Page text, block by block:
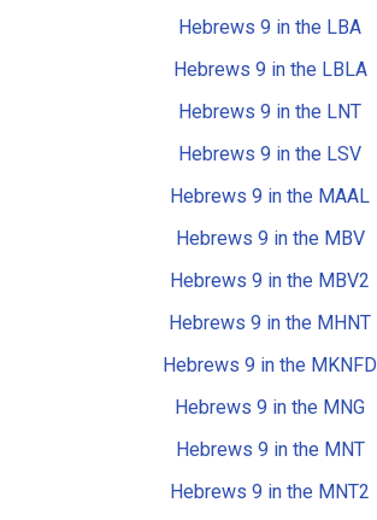
Hebrews 9 in the LBA
Hebrews 9 in the LBLA
Hebrews 9 in the LNT
Hebrews 9 in the LSV
Hebrews 9 in the MAAL
Hebrews 9 in the MBV
Hebrews 9 in the MBV2
Hebrews 9 in the MHNT
Hebrews 9 in the MKNFD
Hebrews 9 in the MNG
Hebrews 9 in the MNT
Hebrews 9 in the MNT2